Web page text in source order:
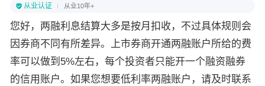
从业认证 从业10年+
您好，两融利息结算大多是按月扣收，不过具体规则会
因券商不同有所差异。上市券商开通两融账户所给的费
率可以做到5%左右，每个投资者只能开一个融资融券
的信用账户。如果您想要低利率两融账户，请及时联系